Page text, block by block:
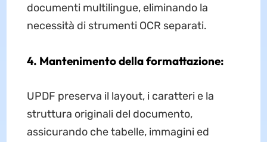
documenti multilingue, eliminando la
necessità di strumenti OCR separati.
4. Mantenimento della formattazione:
UPDF preserva il layout, i caratteri e la
struttura originali del documento,
assicurando che tabelle, immagini ed